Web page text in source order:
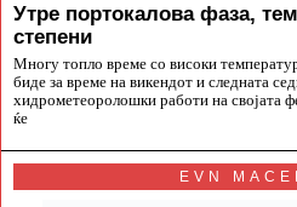
Утре портокалова фаза,
степени
Многу топло време со високи
биде за време на викендот и следната
хидрометеоролошки работи на својата
ќе
EVN